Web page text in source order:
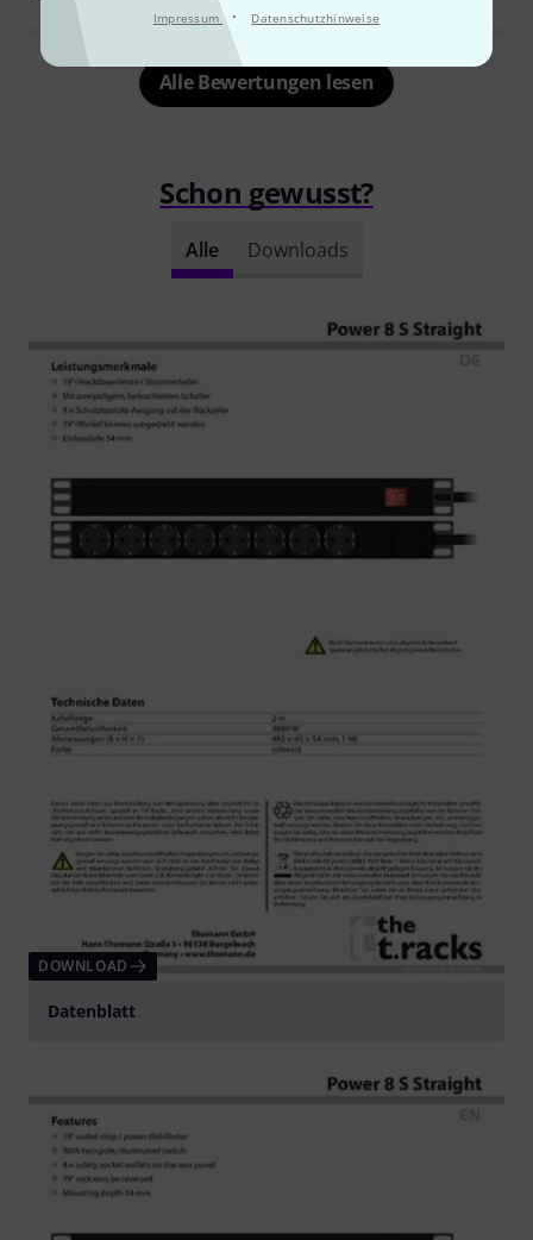
Impressum · Datenschutzhinweise
Alle Bewertungen lesen
Schon gewusst?
Alle Downloads
DOWNLOAD
Datenblatt